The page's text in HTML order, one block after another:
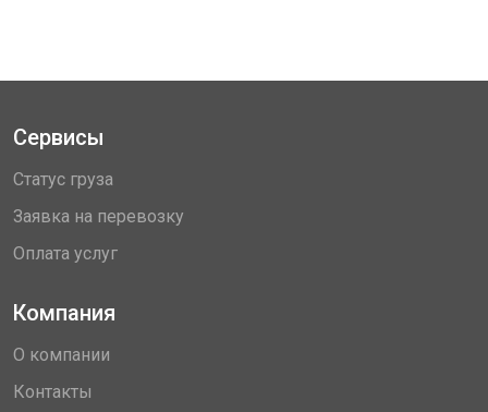
Сервисы
Статус груза
Заявка на перевозку
Оплата услуг
Компания
О компании
Контакты